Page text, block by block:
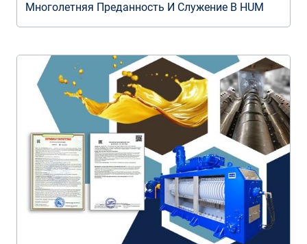
Многолетняя Преданность И Служение В HUM